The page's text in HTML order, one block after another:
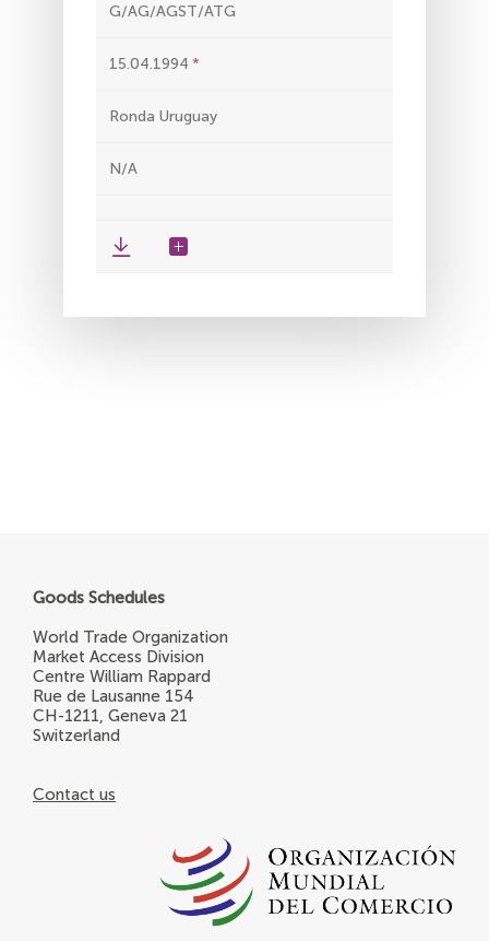
G/AG/AGST/ATG
15.04.1994
Ronda Uruguay
N/A
Goods Schedules
World Trade Organization
Market Access Division
Centre William Rappard
Rue de Lausanne 154
CH-1211, Geneva 21
Switzerland
Contact us